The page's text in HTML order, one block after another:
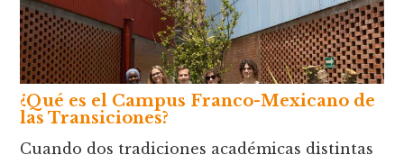
¿Qué es el Campus Franco-Mexicano de
las Transiciones?
Cuando dos tradiciones académicas distintas